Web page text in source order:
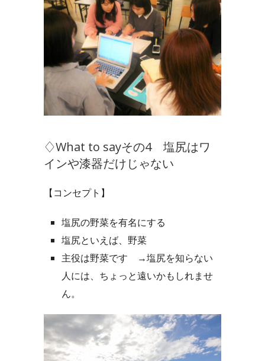
♢What to sayその4 塩尻はワ
インや漆器だけじゃない
【コンセプト】
塩尻の野菜を有名にする
塩尻といえば、野菜
主役は野菜です
→塩尻を知らない
人には、ちょっと遠いかもしれませ
ん。